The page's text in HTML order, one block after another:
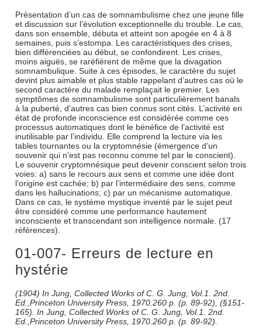
Présentation d’un cas de somnambulisme chez une jeune fille
et discussion sur l’évolution exceptionnelle du trouble. Le cas,
dans son ensemble, débuta et atteint son apogée en 4 à 8
semaines, puis s’estompa. Les caractéristiques des crises,
bien différenciées au début, se confondirent. Les crises,
moins aiguës, se raréfièrent de même que la divagation
somnambulique. Suite à ces épisodes, le caractère du sujet
devint plus aimable et plus stable rappelant d’autres cas où le
second caractère du malade remplaçait le premier. Les
symptômes de somnambulisme sont particulièrement banals
à la puberté, d’autres cas bien connus sont cités. L’activité en
état de profonde inconscience est considérée comme ces
processus automatiques dont le bénéfice de l’activité est
inutilisable par l’individu. Elle comprend la lecture via les
tables tournantes ou la cryptomnésie (émergence d’un
souvenir qui n’est pas reconnu comme tel par le conscient).
Le souvenir cryptomnésique peut devenir conscient selon trois
voies: a) sans le recours aux sens et comme une idée dont
l’origine est cachée; b) par l’intermédiaire des sens, comme
dans les hallucinations; c) par un mécanisme automatique.
Dans ce cas, le système mystique inventé par le sujet peut
être considéré comme une performance hautement
inconsciente et transcendant son intelligence normale. (17
références).
01-007- Erreurs de lecture en
hystérie
(1904) In Jung, Collected Works of C. G. Jung, Vol.1. 2nd.
Ed.,Princeton University Press, 1970.260 p. (p. 89-92), (§151-
165). In Jung, Collected Works of C. G. Jung, Vol.1. 2nd.
Ed.,Princeton University Press, 1970.260 p. (p. 89-92).